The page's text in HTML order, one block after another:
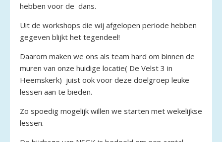
hebben voor de dans.
Uit de workshops die wij afgelopen periode hebben
gegeven blijkt het tegendeel!
Daarom maken we ons als team hard om binnen de
muren van onze huidige locatie( De Velst 3 in
Heemskerk) juist ook voor deze doelgroep leuke
lessen aan te bieden.
Zo spoedig mogelijk willen we starten met wekelijkse
lessen.